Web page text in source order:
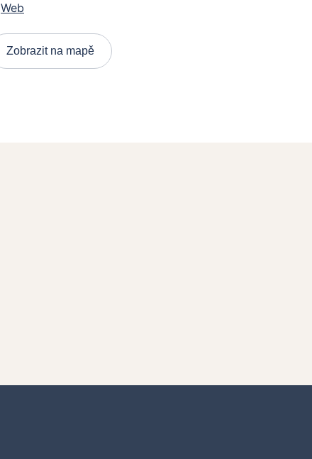
Web
Zobrazit na mapě